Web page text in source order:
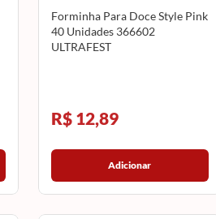
Forminha Para Doce Style Pink
40 Unidades 366602
ULTRAFEST
R$ 12,89
Adicionar